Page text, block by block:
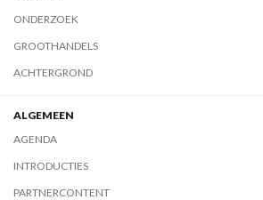
ONDERZOEK
GROOTHANDELS
ACHTERGROND
ALGEMEEN
AGENDA
INTRODUCTIES
PARTNERCONTENT